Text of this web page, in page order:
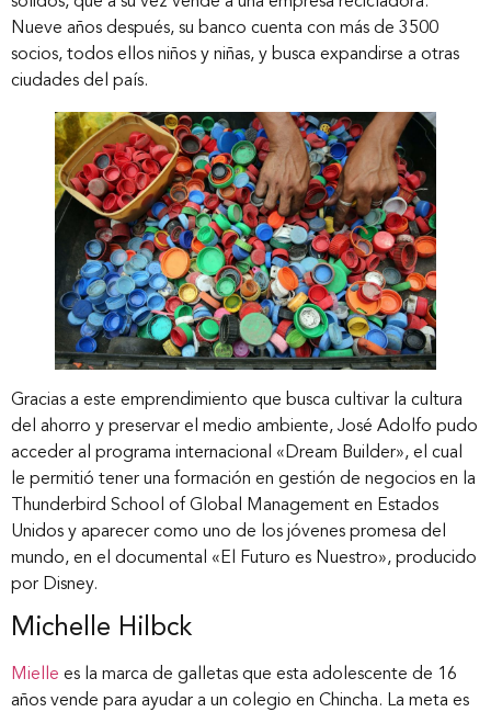
Nueve años después, su banco cuenta con más de 3500
socios, todos ellos niños y niñas, y busca expandirse a otras
ciudades del país.
Gracias a este emprendimiento que busca cultivar la cultura
del ahorro y preservar el medio ambiente, José Adolfo pudo
acceder al programa internacional «Dream Builder», el cual
le permitió tener una formación en gestión de negocios en la
Thunderbird School of Global Management en Estados
Unidos y aparecer como uno de los jóvenes promesa del
mundo, en el documental «El Futuro es Nuestro», producido
por Disney.
Michelle Hilbck
Mielle es la marca de galletas que esta adolescente de 16
años vende para ayudar a un colegio en Chincha. La meta es